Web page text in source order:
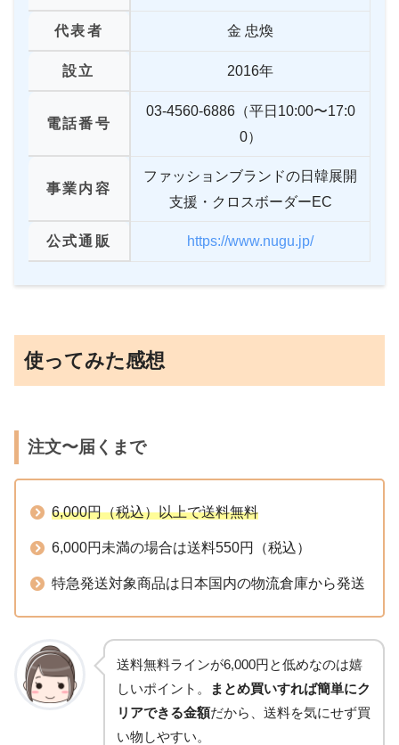
代表者 金 忠煥
設立 2016年
電話番号
03-4560-6886（平日10:00〜17:0
0）
事業内容
ファッションブランドの日韓展開
支援・クロスボーダーEC
公式通販 https://www.nugu.jp/
使ってみた感想
注文〜届くまで
6,000円（税込）以上で送料無料
6,000円未満の場合は送料550円（税込）
特急発送対象商品は日本国内の物流倉庫から発送
送料無料ラインが6,000円と低めなのは嬉
しいポイント。
まとめ買いすれば簡単にク
リアできる金額だから、送料を気にせず買
い物しやすい。